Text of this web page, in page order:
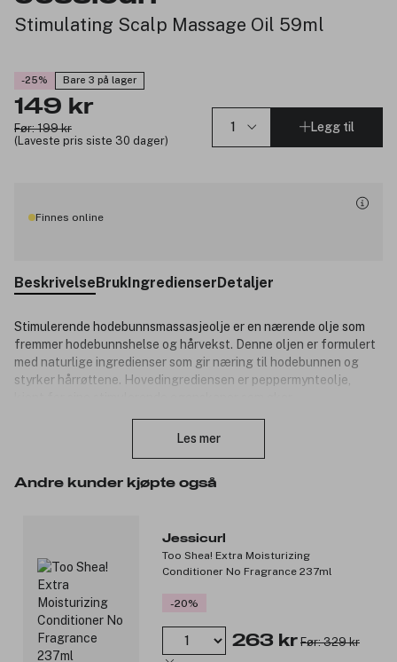
Stimulating Scalp Massage Oil 59ml
-25% Bare 3 på lager
149 kr
Før: 199 kr
(Laveste pris siste 30 dager)
Legg til
Finnes online
BeskrivelseBrukIngredienserDetaljer
Stimulerende hodebunnsmassasjeolje er en nærende olje som
fremmer hodebunnshelse og hårvekst. Denne oljen er formulert
med naturlige ingredienser som gir næring til hodebunnen og
styrker hårrøttene. Hovedingrediensen er peppermynteolje,
spesielt gunstig for de som ønsker å forbedre hårveksten og
Produktnummer:3346111
Les mer
Andre kunder kjøpte også
Jessicurl
Too Shea! Extra Moisturizing
Conditioner No Fragrance 237ml
-20%
263 kr Før: 329 kr